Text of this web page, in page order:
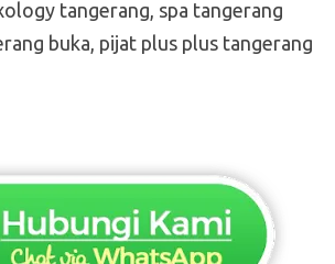
tangerang, spa tangerang
buka, pijat plus plus tangerang